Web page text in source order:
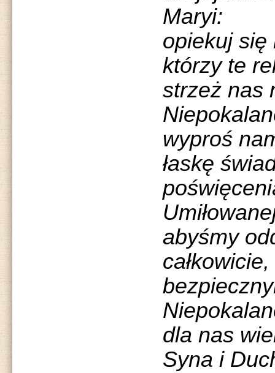
Maryi:
opiekuj się
którzy te
strzeż nas
wyproś
łaskę
abyśmy
dla nas
Syna i